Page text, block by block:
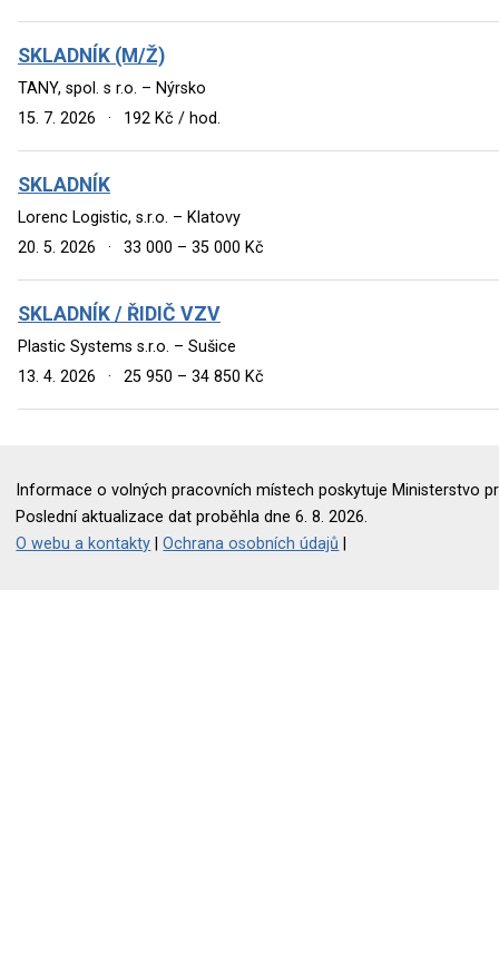
SKLADNÍK (M/Ž)
TANY, spol. s r.o. – Nýrsko
15. 7. 2026
· 192 Kč / hod.
SKLADNÍK
Lorenc Logistic, s.r.o. – Klatovy
20. 5. 2026
· 33 000 – 35 000 Kč
SKLADNÍK / ŘIDIČ VZV
Plastic Systems s.r.o. – Sušice
13. 4. 2026
· 25 950 – 34 850 Kč
Informace o volných pracovních místech poskytuje Ministerstvo
Poslední aktualizace dat proběhla dne 6. 8. 2026.
O webu a kontakty |Ochrana osobních údajů